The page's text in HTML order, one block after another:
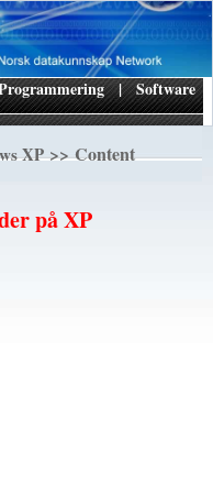
| Software
XP>> Content
på XP